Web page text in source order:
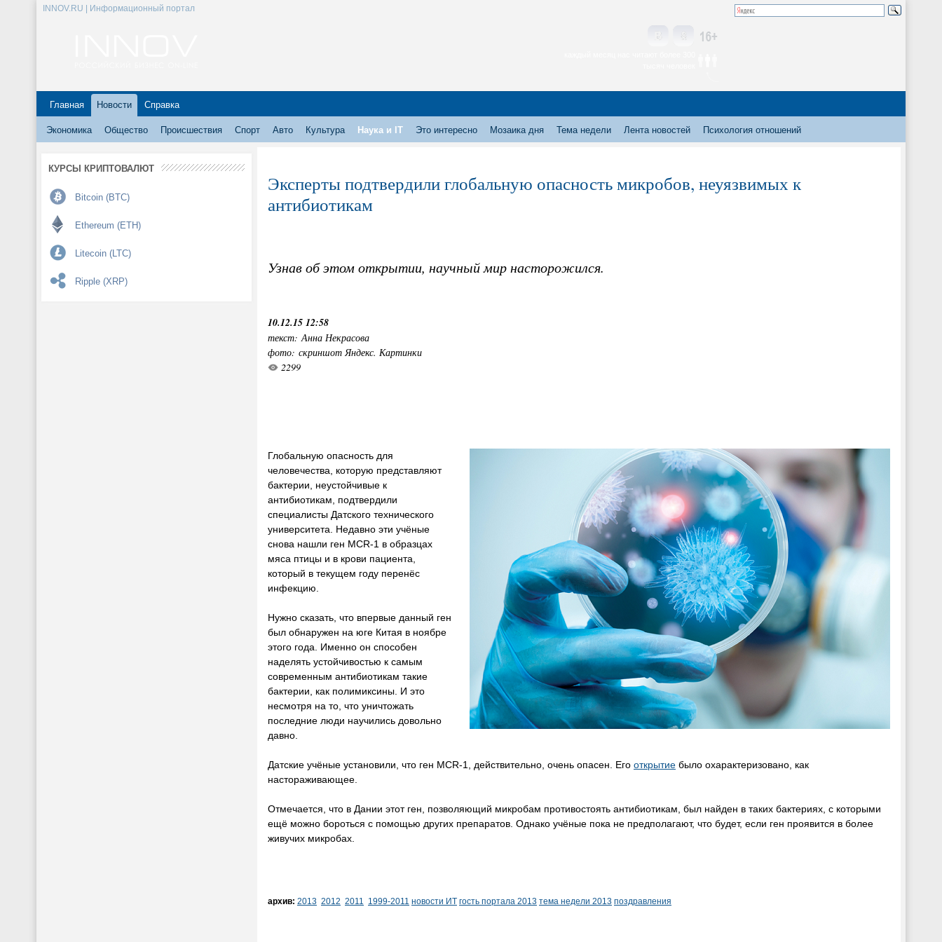
INNOV.RU | Информационный портал
Главная Новости Справка
Экономика Общество Происшествия Спорт Авто Культура Наука и IT Это интересно Мозаика дня Тема недели Лента новостей Психология отношений
КУРСЫ КРИПТОВАЛЮТ
Bitcoin (BTC)
Ethereum (ETH)
Litecoin (LTC)
Ripple (XRP)
Эксперты подтвердили глобальную опасность микробов, неуязвимых к
антибиотикам
Узнав об этом открытии, научный мир насторожился.
10.12.15 12:58
текст: Анна Некрасова
фото: скриншот Яндекс. Картинки
2299
Глобальную опасность для
человечества, которую представляют
бактерии, неустойчивые к
антибиотикам, подтвердили
специалисты Датского технического
университета. Недавно эти учёные
снова нашли ген MCR-1 в образцах
мяса птицы и в крови пациента,
который в текущем году перенёс
инфекцию.
Нужно сказать, что впервые данный ген
был обнаружен на юге Китая в ноябре
этого года. Именно он способен
наделять устойчивостью к самым
современным антибиотикам такие
бактерии, как полимиксины. И это
несмотря на то, что уничтожать
последние люди научились довольно
давно.
Датские учёные установили, что ген MCR-1, действительно, очень опасен. Его открытие было охарактеризовано, как
настораживающее.
Отмечается, что в Дании этот ген, позволяющий микробам противостоять антибиотикам, был найден в таких бактериях, с которыми
ещё можно бороться с помощью других препаратов. Однако учёные пока не предполагают, что будет, если ген проявится в более
живучих микробах.
архив: 2013 2012 2011 1999-2011 новости ИТ гость портала 2013 тема недели 2013 поздравления